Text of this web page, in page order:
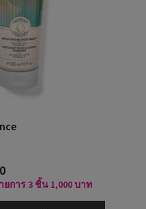
การ 3 ชิ้น 1,000 บาท